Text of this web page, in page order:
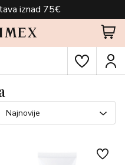
iznad 75€
Najnovije